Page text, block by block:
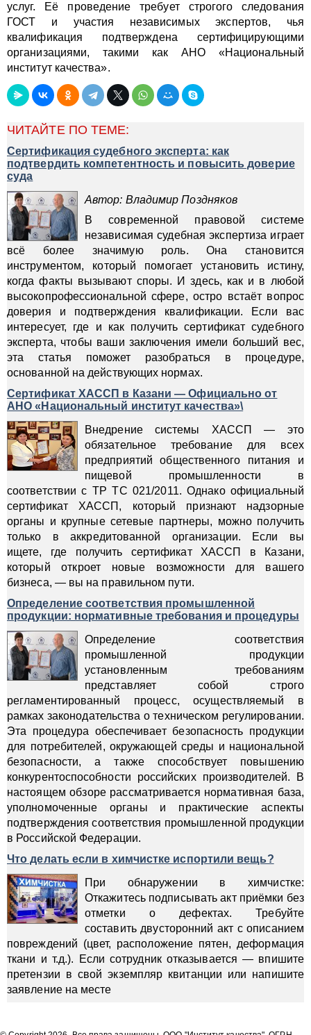
услуг. Её проведение требует строгого следования
ГОСТ и участия независимых экспертов, чья
квалификация подтверждена сертифицирующими
организациями, такими как АНО «Национальный
институт качества».
ЧИТАЙТЕ ПО ТЕМЕ:
Сертификация судебного эксперта: как
подтвердить компетентность и повысить доверие
суда
Автор: Владимир Поздняков
В современной правовой системе
независимая судебная экспертиза играет
всё более значимую роль. Она становится
инструментом, который помогает установить истину,
когда факты вызывают споры. И здесь, как и в любой
высокопрофессиональной сфере, остро встаёт вопрос
доверия и подтверждения квалификации. Если вас
интересует, где и как получить сертификат судебного
эксперта, чтобы ваши заключения имели больший вес,
эта статья поможет разобраться в процедуре,
основанной на действующих нормах.
Сертификат ХАССП в Казани — Официально от
АНО «Национальный институт качества»\
Внедрение системы ХАССП — это
обязательное требование для всех
предприятий общественного питания и
пищевой промышленности в
соответствии с ТР ТС 021/2011. Однако официальный
сертификат ХАССП, который признают надзорные
органы и крупные сетевые партнеры, можно получить
только в аккредитованной организации. Если вы
ищете, где получить сертификат ХАССП в Казани,
который откроет новые возможности для вашего
бизнеса, — вы на правильном пути.
Определение соответствия промышленной
продукции: нормативные требования и процедуры
Определение соответствия
промышленной продукции
установленным требованиям
представляет собой строго
регламентированный процесс, осуществляемый в
рамках законодательства о техническом регулировании.
Эта процедура обеспечивает безопасность продукции
для потребителей, окружающей среды и национальной
безопасности, а также способствует повышению
конкурентоспособности российских производителей. В
настоящем обзоре рассматривается нормативная база,
уполномоченные органы и практические аспекты
подтверждения соответствия промышленной продукции
в Российской Федерации.
Что делать если в химчистке испортили вещь?
При обнаружении в химчистке:
Откажитесь подписывать акт приёмки без
отметки о дефектах. Требуйте
составить двусторонний акт с описанием
повреждений (цвет, расположение пятен, деформация
ткани и т.д.). Если сотрудник отказывается — впишите
претензии в свой экземпляр квитанции или напишите
заявление на месте